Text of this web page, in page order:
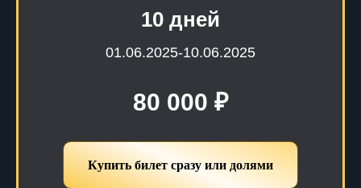
10 дней
01.06.2025-10.06.2025
80 000 ₽
Купить билет сразу или долями